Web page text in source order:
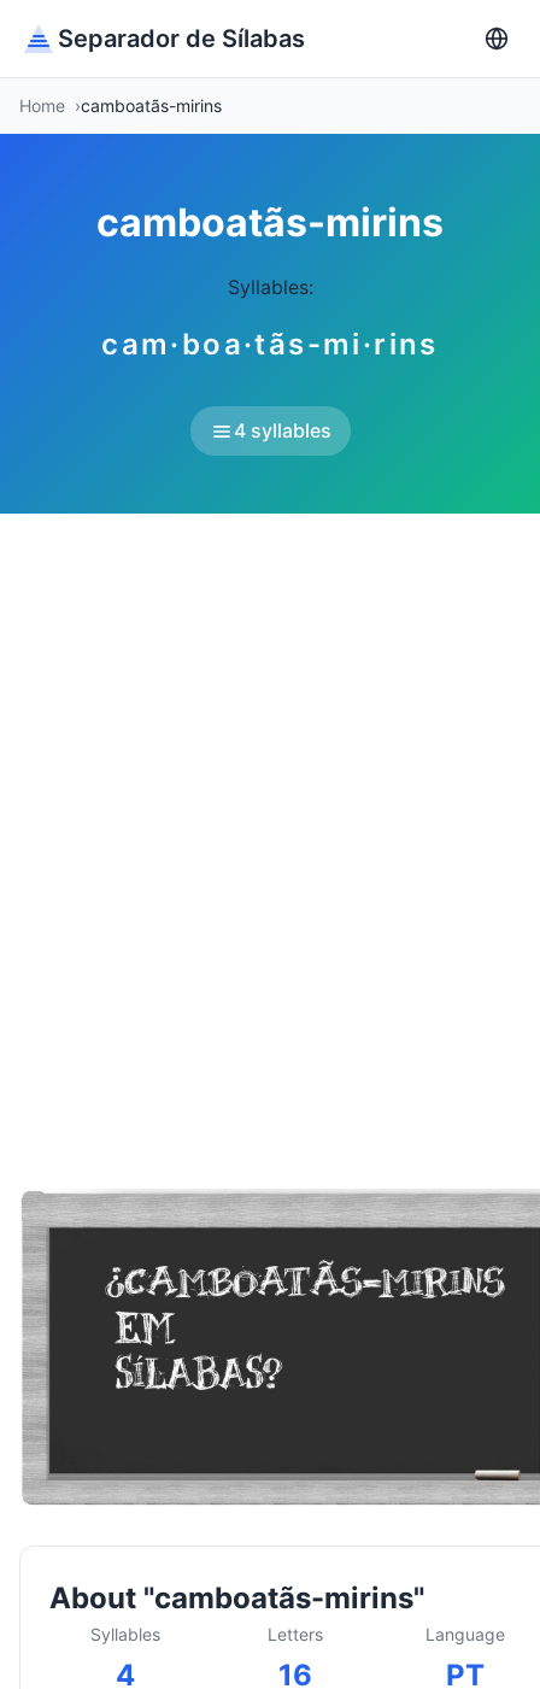
Separador de Sílabas
Home camboatãs-mirins
camboatãs-mirins
Syllables:
cam·boa·tãs-mi·rins
4 syllables
About "camboatãs-mirins"
Syllables
4
Letters
16
Language
PT